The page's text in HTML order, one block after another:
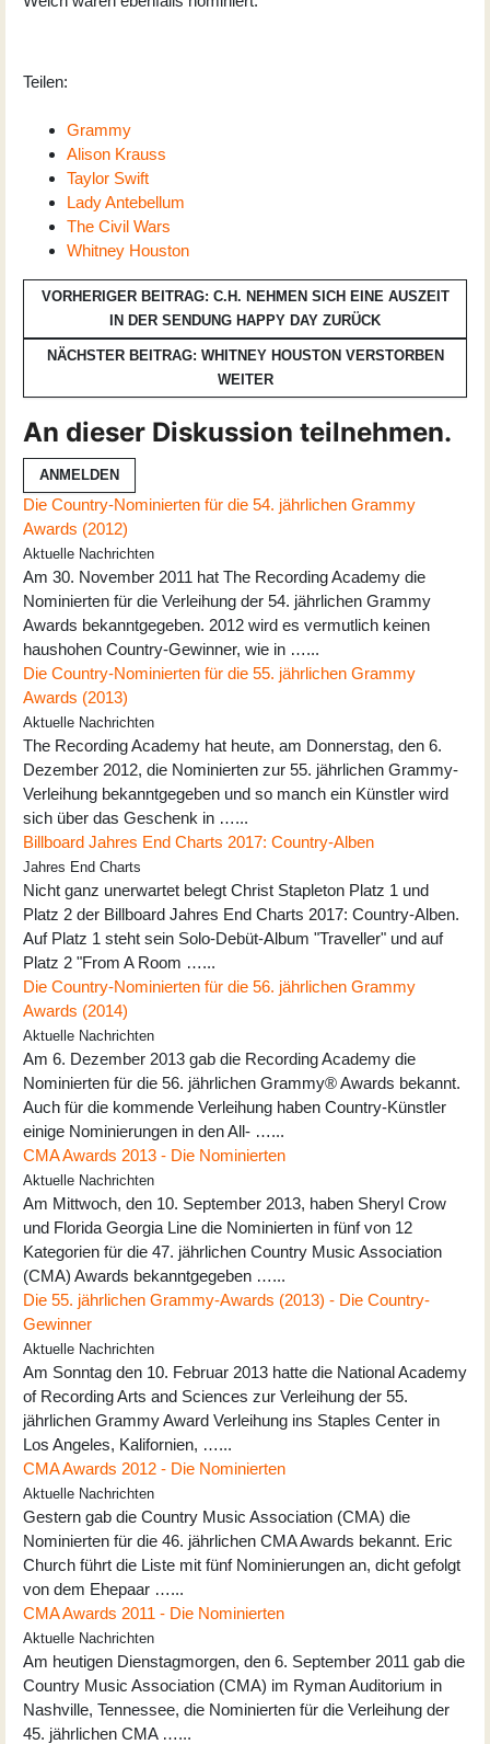
Teilen:
Grammy
Alison Krauss
Taylor Swift
Lady Antebellum
The Civil Wars
Whitney Houston
VORHERIGER BEITRAG: C.H. NEHMEN SICH EINE AUSZEIT
IN DER SENDUNG HAPPY DAY ZURÜCK
NÄCHSTER BEITRAG: WHITNEY HOUSTON VERSTORBEN
WEITER
An dieser Diskussion teilnehmen.
ANMELDEN
Die Country-Nominierten für die 54. jährlichen Grammy
Awards (2012)
Aktuelle Nachrichten
Am 30. November 2011 hat The Recording Academy die
Nominierten für die Verleihung der 54. jährlichen Grammy
Awards bekanntgegeben. 2012 wird es vermutlich keinen
haushohen Country-Gewinner, wie in …...
Die Country-Nominierten für die 55. jährlichen Grammy
Awards (2013)
Aktuelle Nachrichten
The Recording Academy hat heute, am Donnerstag, den 6.
Dezember 2012, die Nominierten zur 55. jährlichen Grammy-
Verleihung bekanntgegeben und so manch ein Künstler wird
sich über das Geschenk in …...
Billboard Jahres End Charts 2017: Country-Alben
Jahres End Charts
Nicht ganz unerwartet belegt Christ Stapleton Platz 1 und
Platz 2 der Billboard Jahres End Charts 2017: Country-Alben.
Auf Platz 1 steht sein Solo-Debüt-Album "Traveller" und auf
Platz 2 "From A Room …...
Die Country-Nominierten für die 56. jährlichen Grammy
Awards (2014)
Aktuelle Nachrichten
Am 6. Dezember 2013 gab die Recording Academy die
Nominierten für die 56. jährlichen Grammy® Awards bekannt.
Auch für die kommende Verleihung haben Country-Künstler
einige Nominierungen in den All- …...
CMA Awards 2013 - Die Nominierten
Aktuelle Nachrichten
Am Mittwoch, den 10. September 2013, haben Sheryl Crow
und Florida Georgia Line die Nominierten in fünf von 12
Kategorien für die 47. jährlichen Country Music Association
(CMA) Awards bekanntgegeben …...
Die 55. jährlichen Grammy-Awards (2013) - Die Country-
Gewinner
Aktuelle Nachrichten
Am Sonntag den 10. Februar 2013 hatte die National Academy
of Recording Arts and Sciences zur Verleihung der 55.
jährlichen Grammy Award Verleihung ins Staples Center in
Los Angeles, Kalifornien, …...
CMA Awards 2012 - Die Nominierten
Aktuelle Nachrichten
Gestern gab die Country Music Association (CMA) die
Nominierten für die 46. jährlichen CMA Awards bekannt. Eric
Church führt die Liste mit fünf Nominierungen an, dicht gefolgt
von dem Ehepaar …...
CMA Awards 2011 - Die Nominierten
Aktuelle Nachrichten
Am heutigen Dienstagmorgen, den 6. September 2011 gab die
Country Music Association (CMA) im Ryman Auditorium in
Nashville, Tennessee, die Nominierten für die Verleihung der
45. jährlichen CMA …...